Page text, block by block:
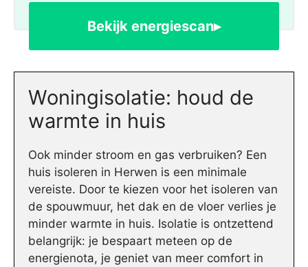
Bekijk energiescan▸
Woningisolatie: houd de
warmte in huis
Ook minder stroom en gas verbruiken? Een
huis isoleren in Herwen is een minimale
vereiste. Door te kiezen voor het isoleren van
de spouwmuur, het dak en de vloer verlies je
minder warmte in huis. Isolatie is ontzettend
belangrijk: je bespaart meteen op de
energienota, je geniet van meer comfort in